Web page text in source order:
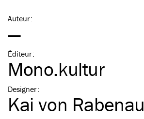
Auteur:
—
Éditeur:
Mono.kultur
Designer:
Kai von Rabenau